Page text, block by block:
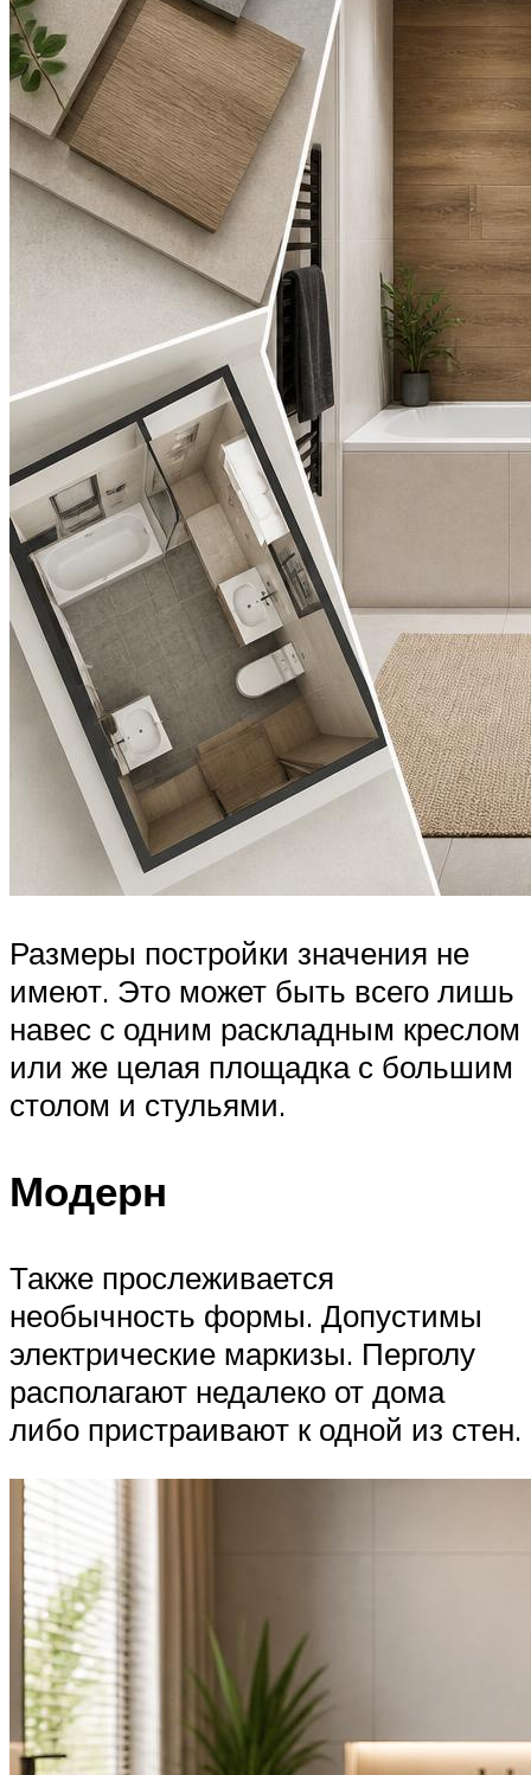
Размеры постройки значения не
имеют. Это может быть всего лишь
навес с одним раскладным креслом
или же целая площадка с большим
столом и стульями.
Модерн
Также прослеживается
необычность формы. Допустимы
электрические маркизы. Перголу
располагают недалеко от дома
либо пристраивают к одной из стен.